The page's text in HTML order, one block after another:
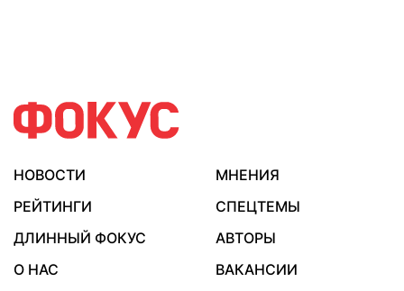
НОВОСТИ
МНЕНИЯ
РЕЙТИНГИ
СПЕЦТЕМЫ
ДЛИННЫЙ ФОКУС
АВТОРЫ
О НАС
ВАКАНСИИ